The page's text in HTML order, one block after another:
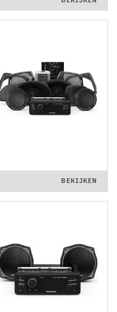
BEKIJKEN